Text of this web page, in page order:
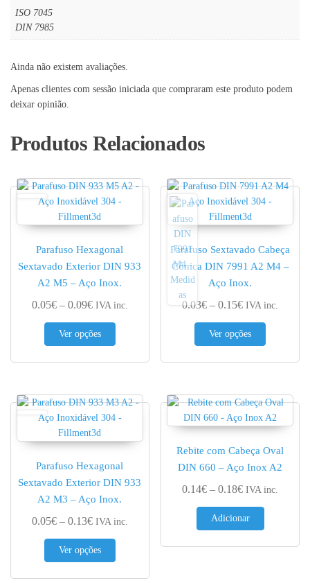
ISO 7045
DIN 7985
Ainda não existem avaliações.
Apenas clientes com sessão iniciada que compraram este produto podem
deixar opinião.
Produtos Relacionados
Parafuso Hexagonal
Sextavado Exterior DIN 933
A2 M5 – Aço Inox.
0.05€ – 0.09€Price range: 0.05€ through 0.09€
IVA inc.
Ver opções
This product has multiple variants. The options
Parafuso Sextavado Cabeça
Cónica DIN 7991 A2 M4 –
Aço Inox.
0.03€ – 0.15€Price range:
IVA inc.
Ver opções
This
Parafuso Hexagonal
Sextavado Exterior DIN 933
A2 M3 – Aço Inox.
0.05€ – 0.13€Price range: 0.05€ through 0.13€
IVA inc.
Ver opções
This product has multiple variants. The options
Rebite com Cabeça Oval
DIN 660 – Aço Inox A2
0.14€ – 0.18€Price range:
IVA inc.
Adicionar